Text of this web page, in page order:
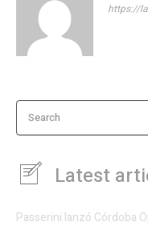
https://
Search
Latest
Passerini lanzó Córdoba